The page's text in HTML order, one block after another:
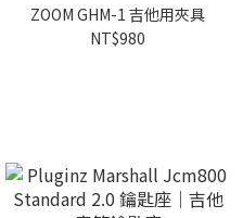
ZOOM GHM-1 吉他用夾具
NT$980